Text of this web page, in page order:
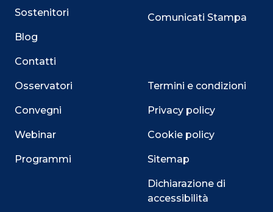
Sostenitori
Blog
Contatti
Osservatori
Convegni
Webinar
Programmi
Comunicati Stampa
Termini e condizioni
Privacy policy
Cookie policy
Sitemap
Dichiarazione di
accessibilità